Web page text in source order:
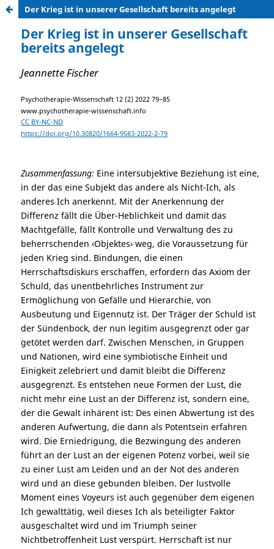
Der Krieg ist in unserer Gesellschaft bereits angelegt